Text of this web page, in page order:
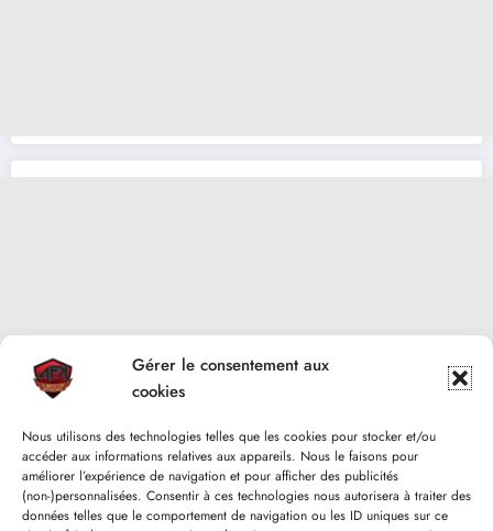
Gérer le consentement aux
cookies
Nous utilisons des technologies telles que les cookies pour stocker et/ou
accéder aux informations relatives aux appareils. Nous le faisons pour
améliorer l’expérience de navigation et pour afficher des publicités
(non-)personnalisées. Consentir à ces technologies nous autorisera à traiter des
données telles que le comportement de navigation ou les ID uniques sur ce